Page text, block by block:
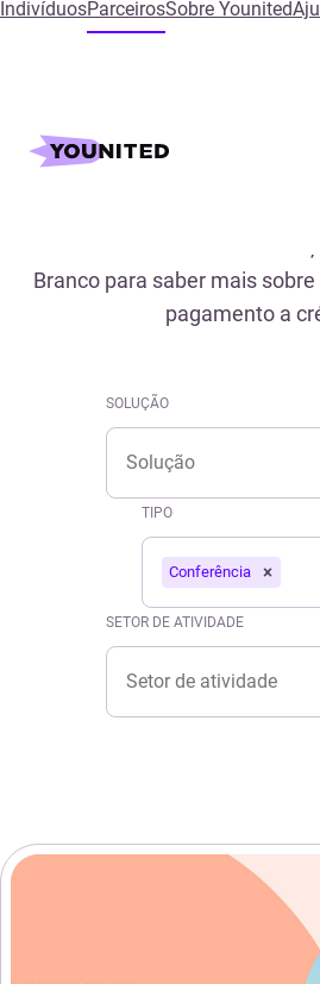
IndivíduosParceirosSobre Younited
Inicial
Branco para saber mais
pagamento a
SOLUÇÃO
Solução
Solução
TIPO
Tipo
Conferência
SETOR DE ATIVIDADE
Setor de atividade
Setor de atividade